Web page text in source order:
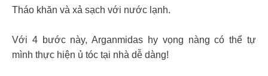
Tháo khăn và xả sạch với nước lạnh.
Với 4 bước này, Arganmidas hy vọng nàng có thể tự
mình thực hiện ủ tóc tại nhà dễ dàng!